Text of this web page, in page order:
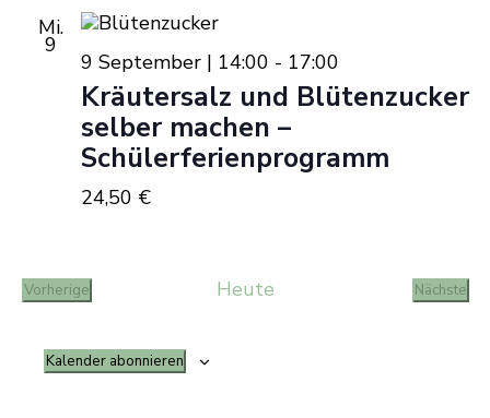
Mi.
9
Kräutersalz und Blütenzucker
selber machen –
Schülerferienprogramm
9 September | 14:00 - 17:00
24,50 €
Vorherige
Veranstaltungen
Heute
Nächste
Kalender abonnieren